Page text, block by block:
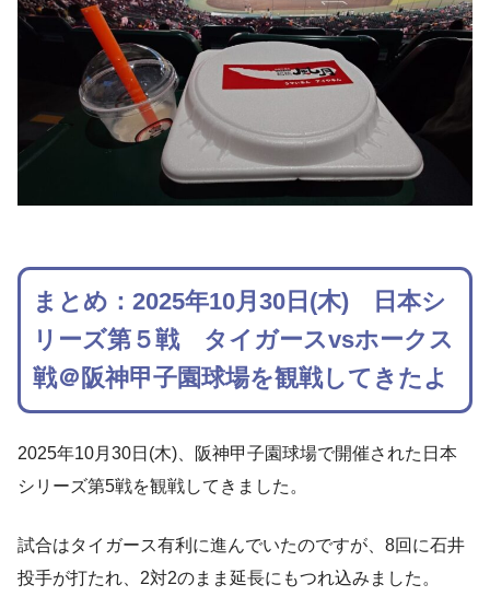
まとめ：2025年10月30日(木) 日本シ
リーズ第５戦 タイガースvsホークス
戦＠阪神甲子園球場を観戦してきたよ
2025年10月30日(木)、阪神甲子園球場で開催された日本
シリーズ第5戦を観戦してきました。
試合はタイガース有利に進んでいたのですが、8回に石井
投手が打たれ、2対2のまま延長にもつれ込みました。